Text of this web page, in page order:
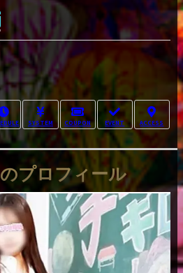
SYSTEM COUPON EVENT ACCESS
プロフィール